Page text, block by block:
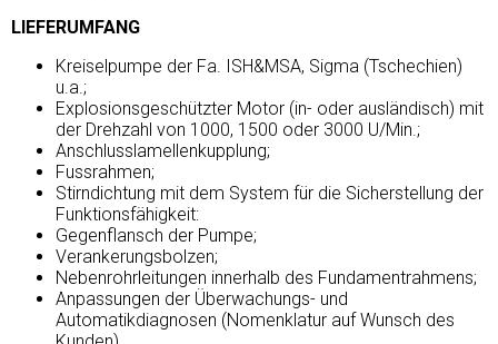
LIEFERUMFANG
Kreiselpumpe der Fa. ISH&MSA, Sigma (Tschechien)
u.a.;
Explosionsgeschützter Motor (in- oder ausländisch) mit
der Drehzahl von 1000, 1500 oder 3000 U/Min.;
Anschlusslamellenkupplung;
Fussrahmen;
Stirndichtung mit dem System für die Sicherstellung der
Funktionsfähigkeit:
Gegenflansch der Pumpe;
Verankerungsbolzen;
Nebenrohrleitungen innerhalb des Fundamentrahmens;
Anpassungen der Überwachungs- und
Automatikdiagnosen (Nomenklatur auf Wunsch des